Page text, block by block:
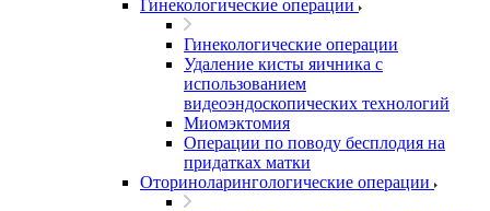
Гинекологические операции
Гинекологические операции
Удаление кисты яичника с
использованием
видеоэндоскопических технологий
Миомэктомия
Операции по поводу бесплодия на
придатках матки
Оториноларингологические операции